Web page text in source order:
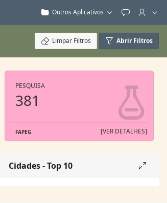
Outros Aplicativos Feedback
Limpar Filtros Abrir Filtros
PESQUISA
381
FAPEG [VER DETALHES]
Cidades - Top 10